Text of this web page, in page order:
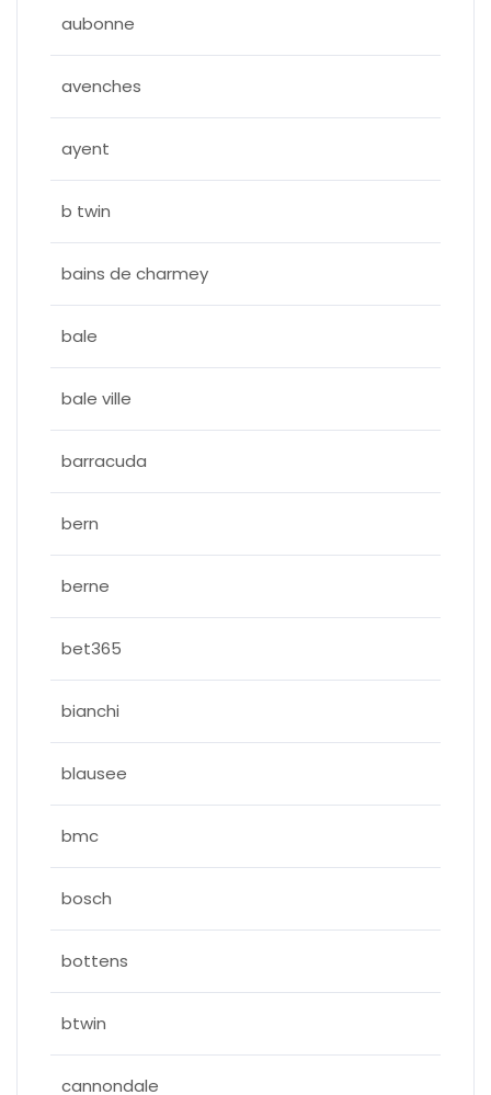
aubonne
avenches
ayent
b twin
bains de charmey
bale
bale ville
barracuda
bern
berne
bet365
bianchi
blausee
bmc
bosch
bottens
btwin
cannondale